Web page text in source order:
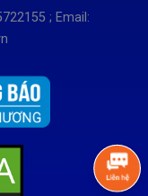
; Email: